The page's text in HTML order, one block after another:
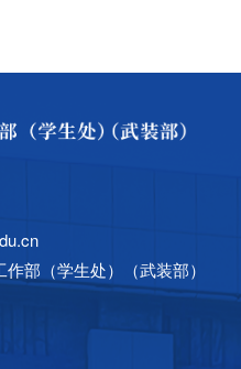
部（学生处）（武装部）